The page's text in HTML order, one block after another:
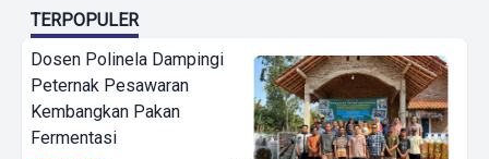
TERPOPULER
Dosen Polinela Dampingi
Peternak Pesawaran
Kembangkan Pakan
Fermentasi